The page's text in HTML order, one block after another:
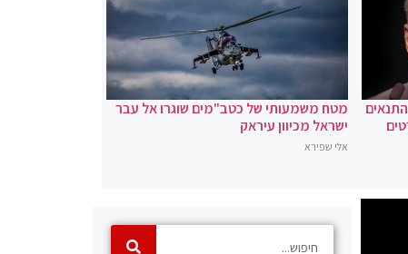
מטח משמעותי של כטב"מים שוגרו אל עבר
ישראל מכיוון עיראק
אלי שפירא